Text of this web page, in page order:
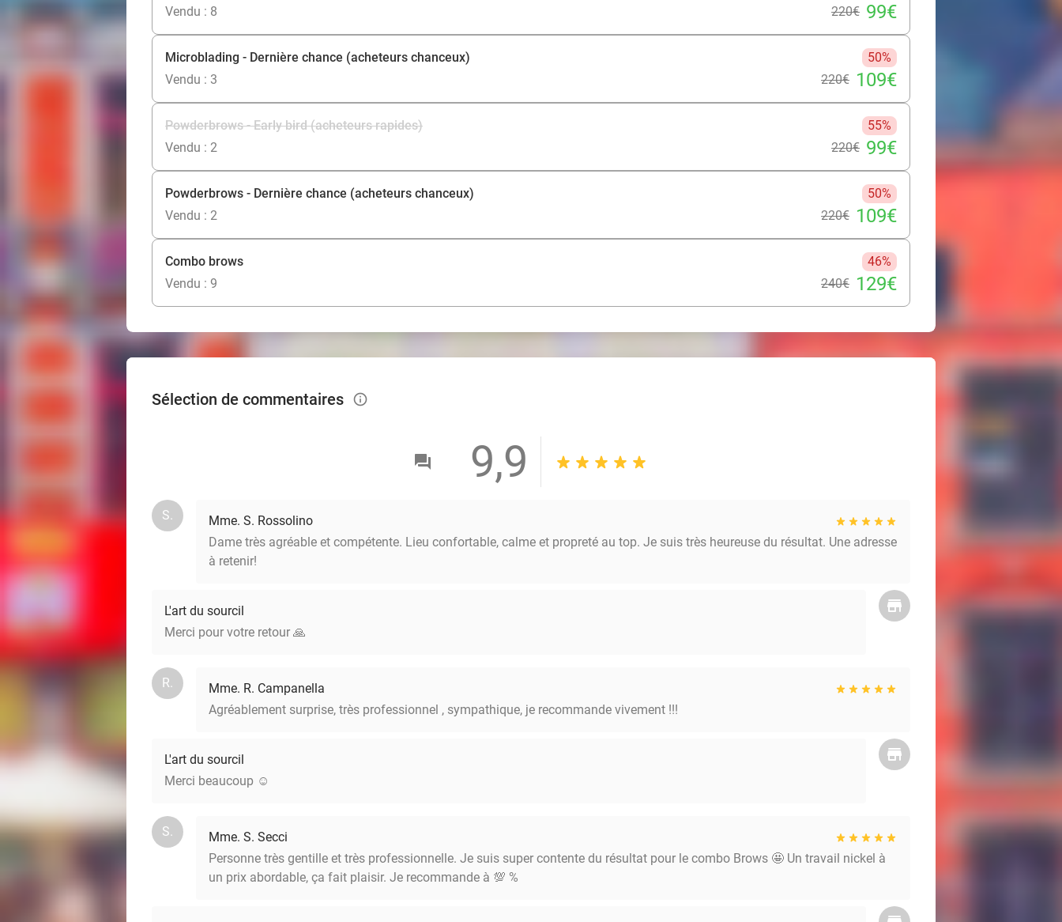
Vendu : 8
220€ 99€
Microblading - Dernière chance (acheteurs chanceux)
50%
Vendu : 3
220€ 109€
Powderbrows - Early bird (acheteurs rapides)
55%
Vendu : 2
220€ 99€
Powderbrows - Dernière chance (acheteurs chanceux)
50%
Vendu : 2
220€ 109€
Combo brows
46%
Vendu : 9
240€ 129€
Sélection de commentaires info_outlined
9,9
S.
Mme. S. Rossolino
Dame très agréable et compétente. Lieu confortable, calme et propreté au top. Je suis très heureuse du résultat. Une adresse
à retenir!
L'art du sourcil
Merci pour votre retour 🙏
R.
Mme. R. Campanella
Agréablement surprise, très professionnel , sympathique, je recommande vivement !!!
L'art du sourcil
Merci beaucoup ☺️
S.
Mme. S. Secci
Personne très gentille et très professionnelle. Je suis super contente du résultat pour le combo Brows 🤩 Un travail nickel à
un prix abordable, ça fait plaisir. Je recommande à 💯 %